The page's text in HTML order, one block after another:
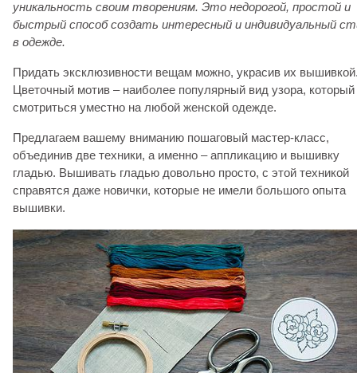
уникальность своим творениям. Это недорогой, простой и
быстрый способ создать интересный и индивидуальный
в одежде.
Придать эксклюзивности вещам можно, украсив их
Цветочный мотив – наиболее популярный вид узора, который
смотриться уместно на любой женской одежде.
Предлагаем вашему вниманию пошаговый мастер-класс,
объединив две техники, а именно – аппликацию и вышивку
гладью. Вышивать гладью довольно просто, с этой техникой
справятся даже новички, которые не имели большого опыта
вышивки.